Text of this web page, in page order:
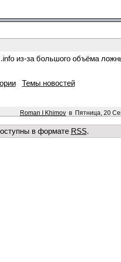
из-за большого объёма
Темы новостей
Roman I Khimov в Пятница, 20
в формате RSS.